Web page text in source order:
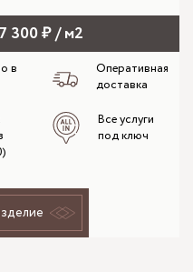
300 ₽ / м2
в
Оперативная
доставка
Все услуги
под ключ